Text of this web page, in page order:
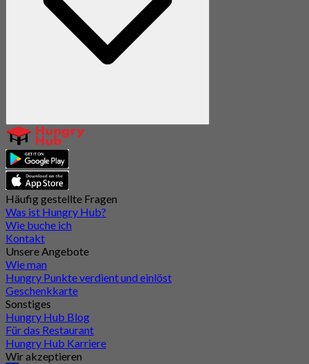
Häufig gestellte Fragen
Was ist Hungry Hub?
Wie buche ich
Kontakt
Unsere Angebote
Wie man
Hungry Punkte verdient und einlöst
Geschenkkarte
Sonstiges
Hungry Hub Blog
Für das Restaurant
Hungry Hub Karriere
Wir akzeptieren